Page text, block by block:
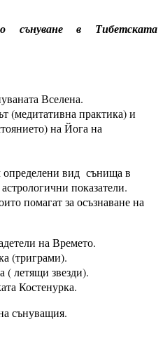
сънуване в Тибетската
Вселена.
(медитативна практика) и
на Йога на
вид сънища в
показатели.
помагат за осъзнаване на
на Времето.
звезди).
Костенурка.
сънуващия.